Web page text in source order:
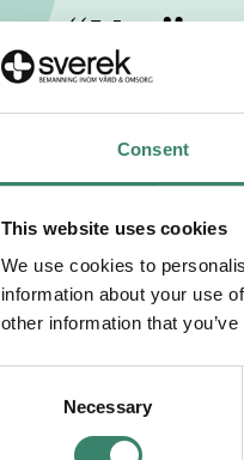
Consent
This website uses cookies
We use cookies to
information about your use
other information that
Necessary
Nu är